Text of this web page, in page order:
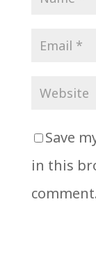
Save
in this
comment.